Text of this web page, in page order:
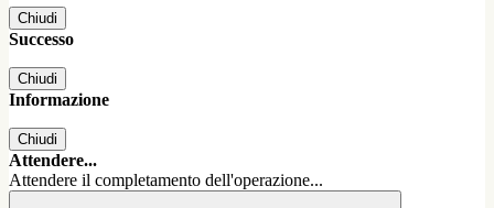
Chiudi
Successo
Chiudi
Informazione
Chiudi
Attendere...
Attendere il completamento dell'operazione...